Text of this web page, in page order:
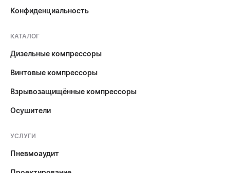
Конфиденциальность
КАТАЛОГ
Дизельные компрессоры
Винтовые компрессоры
Взрывозащищённые компрессоры
Осушители
УСЛУГИ
Пневмоаудит